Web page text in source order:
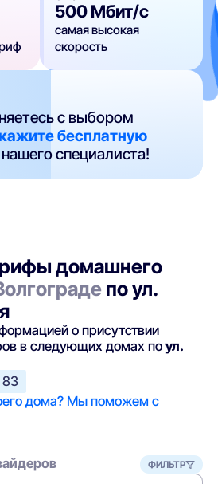
500 Мбит/с
самая высокая
скорость
с выбором
бесплатную
нашего специалиста!
домашнего
по ул.
о присутствии
в следующих домах поул.
83
дома? Мы поможем с
ФИЛЬТР